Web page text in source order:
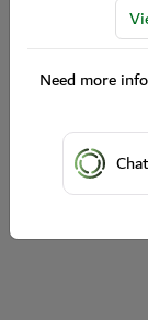
Need more